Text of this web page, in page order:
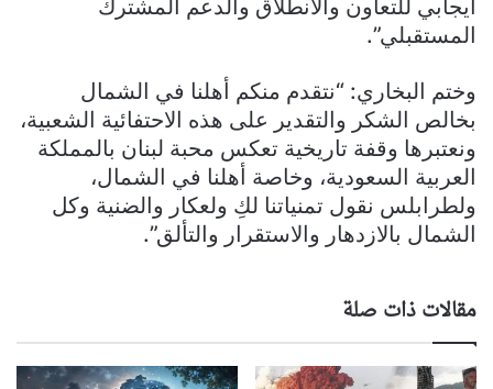
ايجابي للتعاون والانطلاق والدعم المشترك
المستقبلي”.
وختم البخاري: “نتقدم منكم أهلنا في الشمال
بخالص الشكر والتقدير على هذه الاحتفائية الشعبية،
ونعتبرها وقفة تاريخية تعكس محبة لبنان بالمملكة
العربية السعودية، وخاصة أهلنا في الشمال،
ولطرابلس نقول تمنياتنا لكِ ولعكار والضنية وكل
الشمال بالازدهار والاستقرار والتألق”.
مقالات ذات صلة